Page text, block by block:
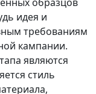
идея и
требованиям
кампании.
являются
стиль